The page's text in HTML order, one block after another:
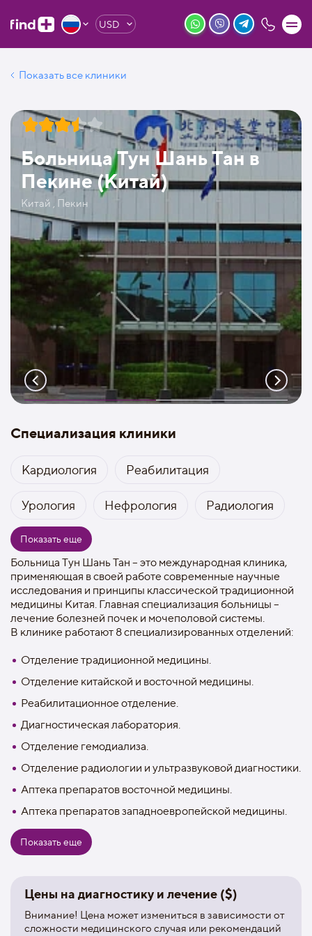
USD
Показать все клиники
Больница Тун Шань Тан в
Пекине (Китай)
Китай , Пекин
Специализация клиники
Кардиология Реабилитация
Урология Нефрология Радиология
Показать еще
Больница Тун Шань Тан – это международная клиника,
применяющая в своей работе современные научные
исследования и принципы классической традиционной
медицины Китая. Главная специализация больницы –
лечение болезней почек и мочеполовой системы.
В клинике работают 8 специализированных отделений:
Отделение традиционной медицины.
Отделение китайской и восточной медицины.
Реабилитационное отделение.
Диагностическая лаборатория.
Отделение гемодиализа.
Отделение радиологии и ультразвуковой диагностики.
Аптека препаратов восточной медицины.
Аптека препаратов западноевропейской медицины.
Главной особенностью больницы является
использование в лечении болезней почек собственных
медицины врачи клиники контролируют экспрессию
цитокинов в организме пациента, выводят токсины и
очищают кровь, восстанавливают процессы
Показать еще
Цены на диагностику и лечение ($)
Внимание! Цена может измениться в зависимости от
сложности медицинского случая или рекомендаций